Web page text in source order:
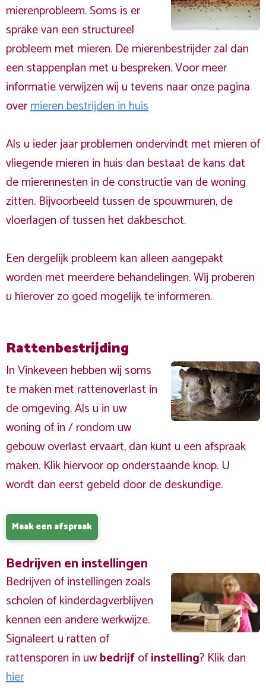
mierenprobleem. Soms is er
sprake van een structureel
probleem met mieren. De mierenbestrijder zal dan
een stappenplan met u bespreken. Voor meer
informatie verwijzen wij u tevens naar onze pagina
overmieren bestrijden in huis
Als u ieder jaar problemen ondervindt met mieren of
vliegende mieren in huis dan bestaat de kans dat
de mierennesten in de constructie van de woning
zitten. Bijvoorbeeld tussen de spouwmuren, de
vloerlagen of tussen het dakbeschot.
Een dergelijk probleem kan alleen aangepakt
worden met meerdere behandelingen. Wij proberen
u hierover zo goed mogelijk te informeren.
Rattenbestrijding
In Vinkeveen hebben wij soms
te maken met rattenoverlast in
de omgeving. Als u in uw
woning of in / rondom uw
gebouw overlast ervaart, dan kunt u een afspraak
maken. Klik hiervoor op onderstaande knop. U
wordt dan eerst gebeld door de deskundige.
Maak een afspraak
Bedrijven en instellingen
Bedrijven of instellingen zoals
scholen of kinderdagverblijven
kennen een andere werkwijze.
Signaleert u ratten of
rattensporen in uwbedrijfofinstelling? Klik dan
hier